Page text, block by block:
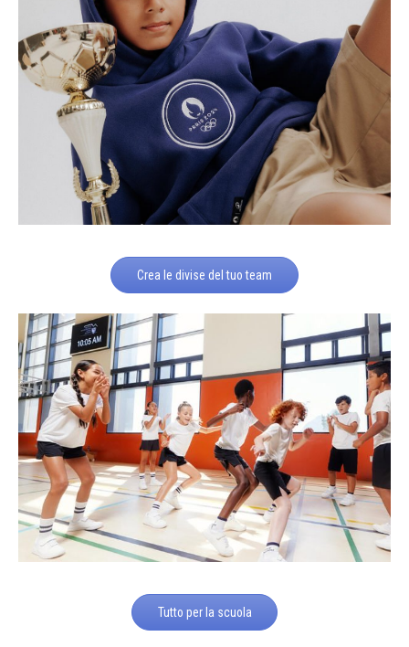
Crea le divise del tuo team
Tutto per la scuola